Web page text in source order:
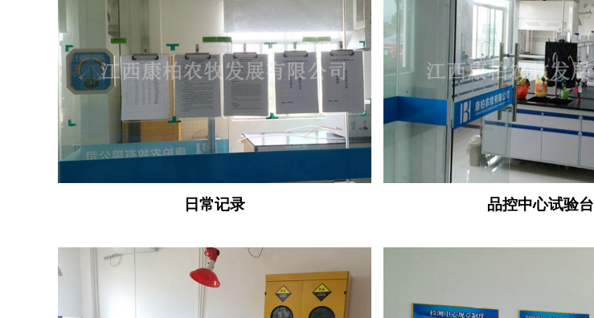
日常记录 品控中心试验台